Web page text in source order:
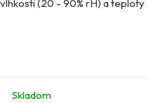
(20 - 90% rH) a teploty
Skladom